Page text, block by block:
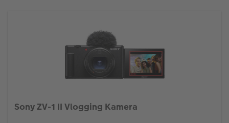
Sony ZV-1 II Vlogging Kamera